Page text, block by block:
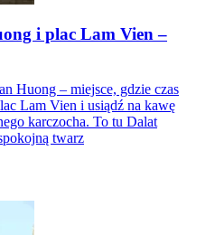
i plac Lam Vien –
Huong – miejsce, gdzie czas
Lam Vien i usiądź na kawę
karczocha. To tu Dalat
twarz